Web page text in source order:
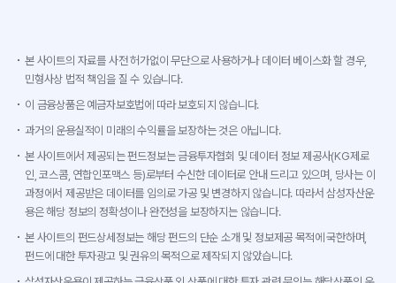
본 사이트의 자료를 사전 허가없이 무단으로 사용하거나 데이터 베이스화 할 경우,
민형사상 법적 책임을 질 수 있습니다.
이 금융상품은 예금자보호법에 따라 보호되지 않습니다.
과거의 운용실적이 미래의 수익률을 보장하는 것은 아닙니다.
본 사이트에서 제공되는 펀드정보는 금융투자협회 및 데이터 정보 제공사(KG제로
인, 코스콤, 연합인포맥스 등)로부터 수신한 데이터로 안내 드리고 있으며, 당사는 이
과정에서 제공받은 데이터를 임의로 가공 및 변경하지 않습니다. 따라서 삼성자산운
용은 해당 정보의 정확성이나 완전성을 보장하지는 않습니다.
본 사이트의 펀드상세정보는 해당 펀드의 단순 소개 및 정보제공 목적에 국한하며,
펀드에 대한 투자광고 및 권유의 목적으로 제작되지 않았습니다.